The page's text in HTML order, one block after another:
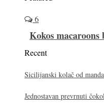
6
Kokos macaroons
Recent
Sicilijanski kolač od
Jednostavan prevrnuti